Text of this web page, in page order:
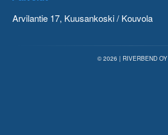
Arvilantie 17, Kuusankoski / Kouvola
© 2026 | RIVERBEND OY